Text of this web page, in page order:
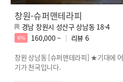
창원-슈퍼맨테라피
경남 창원시 성산구 상남동 18-4
6% 160,000 ~ 리뷰 6
창원 상남동 [슈퍼맨테라피] ★기대에
기가 천국입니다.